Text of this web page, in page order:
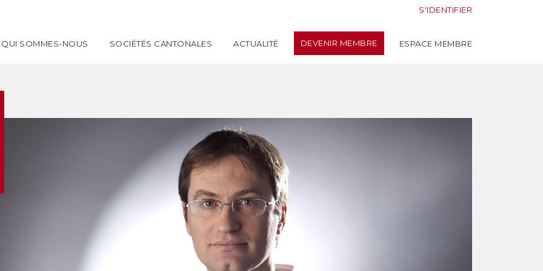
QUI SOMMES-NOUS SOCIÉTÉS CANTONALES ACTUALITÉ DEVENIR MEMBRE ESPACE MEMBRE
S'IDENTIFIER